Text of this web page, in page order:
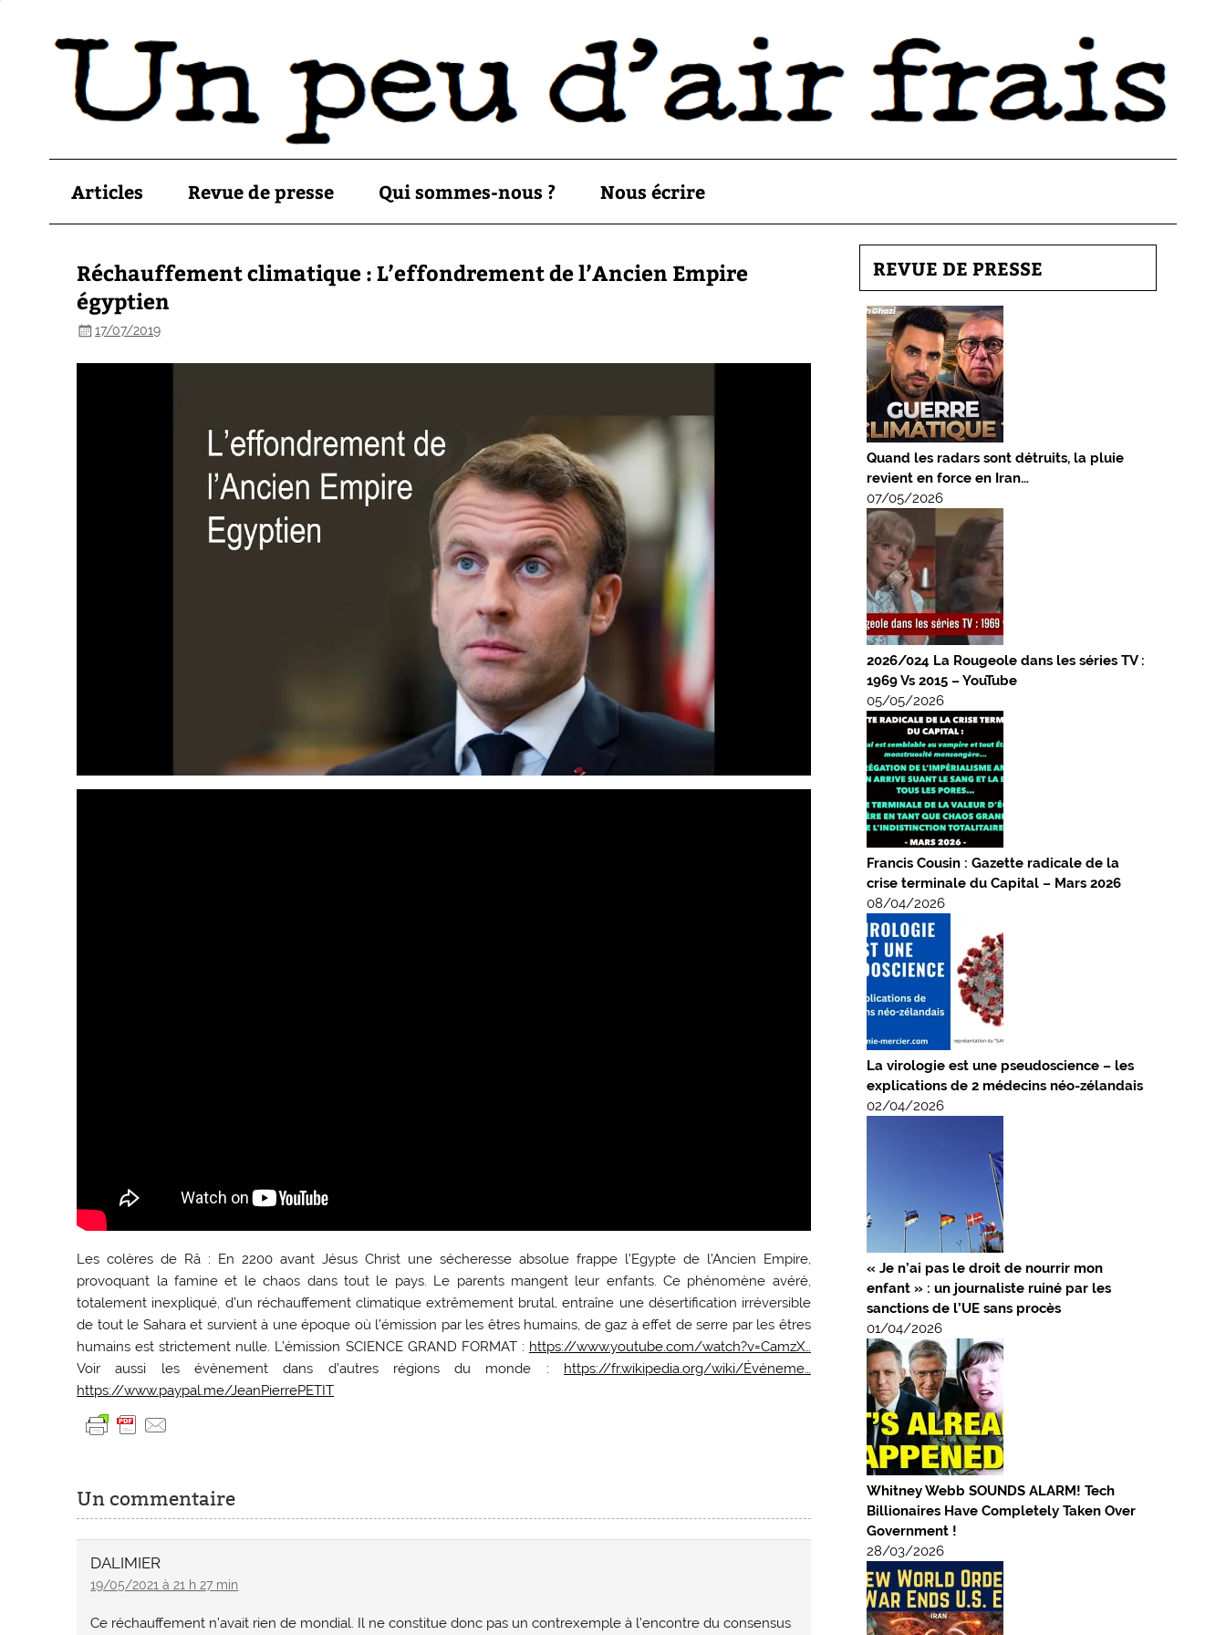
Articles Revue de presse Qui sommes-nous ? Nous écrire
Réchauffement climatique : L’effondrement de l’Ancien Empire
égyptien
17/07/2019
Les colères de Râ : En 2200 avant Jésus Christ une sécheresse absolue frappe l’Egypte de l’Ancien Empire,
provoquant la famine et le chaos dans tout le pays. Le parents mangent leur enfants. Ce phénomène avéré,
totalement inexpliqué, d’un réchauffement climatique extrêmement brutal, entraîne une désertification irréversible
de tout le Sahara et survient à une époque où l’émission par les êtres humains, de gaz à effet de serre par les êtres
humains est strictement nulle. L’émission SCIENCE GRAND FORMAT : https://www.youtube.com/watch?v=CamzX…
Voir aussi les évènement dans d’autres régions du monde : https://fr.wikipedia.org/wiki/Événeme…
https://www.paypal.me/JeanPierrePETIT
Un commentaire
DALIMIER
19/05/2021 à 21 h 27 min
Ce réchauffement n’avait rien de mondial. Il ne constitue donc pas un contrexemple à l’encontre du consensus
REVUE DE PRESSE
Quand les radars sont détruits, la pluie
revient en force en Iran…
07/05/2026
2026/024 La Rougeole dans les séries TV :
1969 Vs 2015 – YouTube
05/05/2026
Francis Cousin : Gazette radicale de la
crise terminale du Capital – Mars 2026
08/04/2026
La virologie est une pseudoscience – les
explications de 2 médecins néo-zélandais
02/04/2026
« Je n’ai pas le droit de nourrir mon
enfant » : un journaliste ruiné par les
sanctions de l’UE sans procès
01/04/2026
Whitney Webb SOUNDS ALARM! Tech
Billionaires Have Completely Taken Over
Government !
28/03/2026